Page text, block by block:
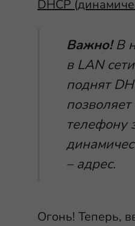
DHCP
Важно!В
в LAN
поднят
телефону
– адрес.
Огонь! Теперь,